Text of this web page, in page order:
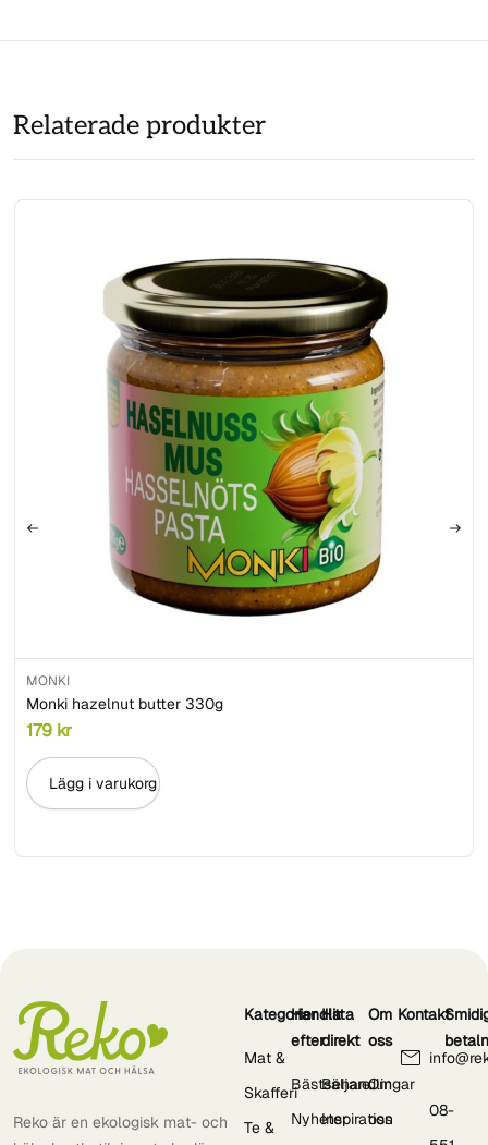
Relaterade produkter
MONKI
Monki hazelnut butter 330g
179 kr
Lägg i varukorg
Reko är en ekologisk mat- och
Kategorier
Mat &
Skafferi
Te &
Handla
efter
Bästsäljare
Nyheter
Hitta
direkt
Behandlingar
Inspiration
Om
oss
Om
oss
Kontakt
08-